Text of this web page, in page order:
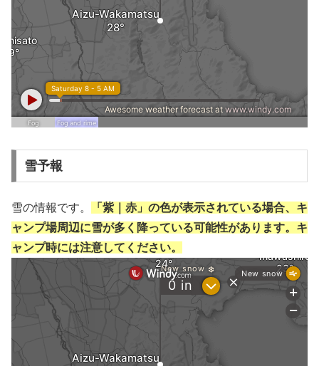
雪予報
雪の情報です。
「紫｜赤」の色が表示されている場合、キ
ャンプ場周辺に雪が多く降っている可能性があります。キ
ャンプ時には注意してください。